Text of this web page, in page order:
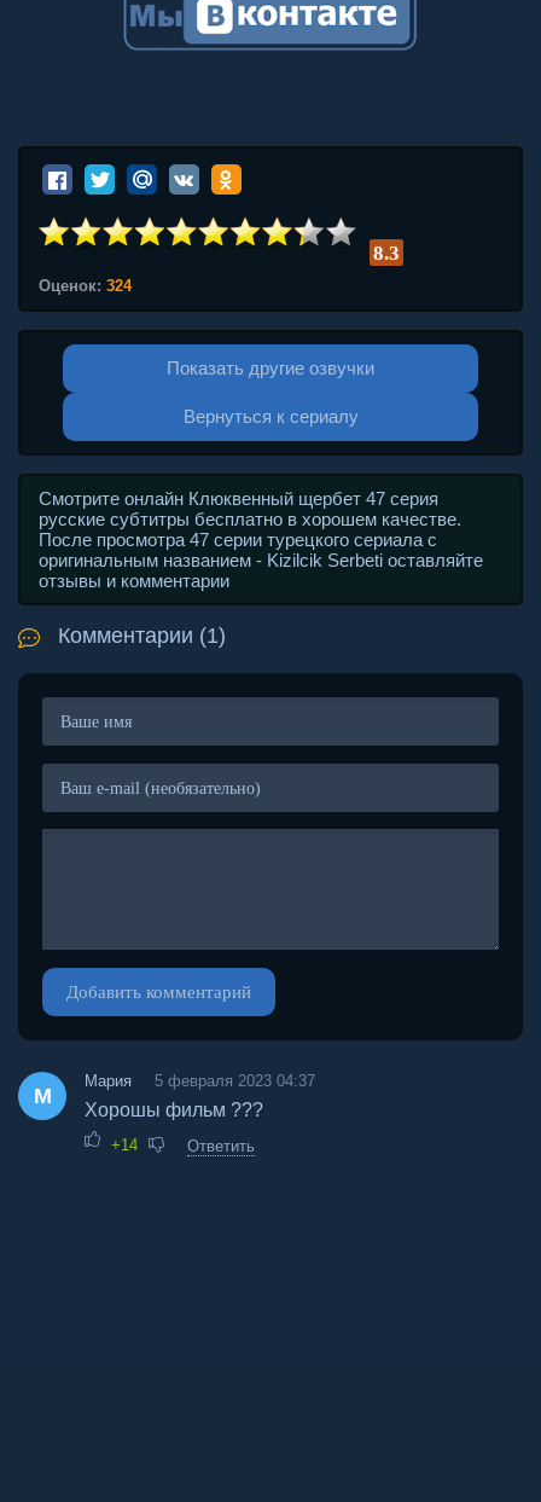
8.3
Оценок: 324
Показать другие озвучки
Вернуться к сериалу
Смотрите онлайн Клюквенный щербет 47 серия
русские субтитры бесплатно в хорошем качестве.
После просмотра 47 серии турецкого сериала с
оригинальным названием - Kizilcik Serbeti оставляйте
отзывы и комментарии
Комментарии (1)
Добавить комментарий
М
Мария 5 февраля 2023 04:37
Хорошы фильм ???
+14 Ответить